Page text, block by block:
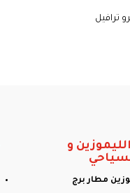
ترافيل
و
مطار برج